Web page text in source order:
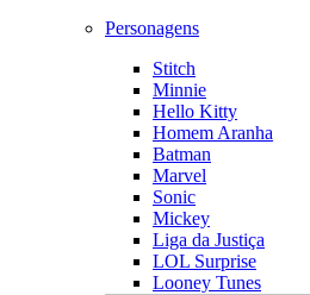
Personagens
Stitch
Minnie
Hello Kitty
Homem Aranha
Batman
Marvel
Sonic
Mickey
Liga da Justiça
LOL Surprise
Looney Tunes